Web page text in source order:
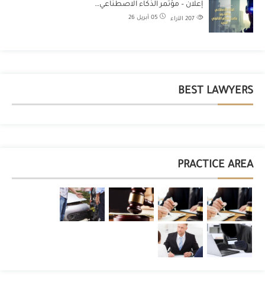
إعلان – مؤتمر الذكاء الاصطناعي…
05 أبريل 26 الآراء
BEST LAWYERS
PRACTICE AREA